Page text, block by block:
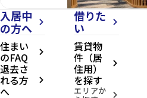
入居中
の方へ
arrow_forward_ios
住まい
のFAQ arrow_forward_ios
退去さ
れる方
へ
arrow_forward_ios
借りた
い
arrow_forward_ios
賃貸物
件（居
住用）
を探す
arrow_forward_ios
エリアか arrow_forward_ios